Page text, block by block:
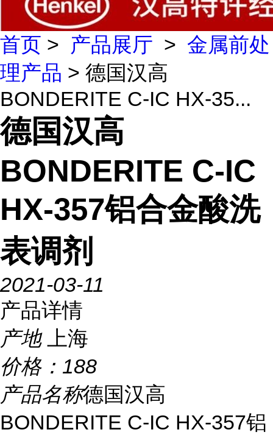
首页 > 产品展厅 > 金属前处
理产品 > 德国汉高
BONDERITE C-IC HX-35...
德国汉高
BONDERITE C-IC
HX-357铝合金酸洗
表调剂
2021-03-11
产品详情
产地
上海
价格： 188
产品名称德国汉高
BONDERITE C-IC HX-357铝